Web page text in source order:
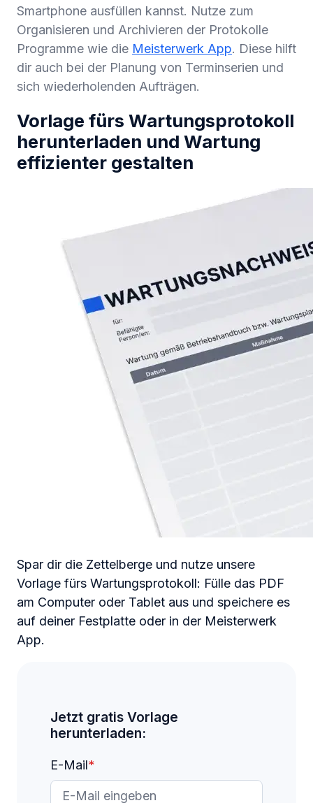
Smartphone ausfüllen kannst. Nutze zum
Organisieren und Archivieren der Protokolle
Programme wie die Meisterwerk App. Diese hilft
dir auch bei der Planung von Terminserien und
sich wiederholenden Aufträgen.
Vorlage fürs Wartungsprotokoll
herunterladen und Wartung
effizienter gestalten
Spar dir die Zettelberge und nutze unsere
Vorlage fürs Wartungsprotokoll: Fülle das PDF
am Computer oder Tablet aus und speichere es
auf deiner Festplatte oder in der Meisterwerk
App.
Jetzt gratis Vorlage
herunterladen:
E-Mail*